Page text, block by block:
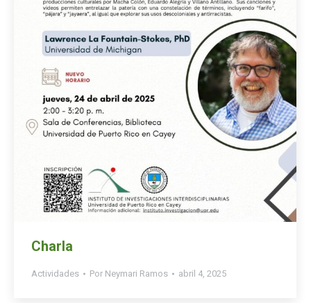
Charla
Actividades Por Neymari Ramos abril 4, 2025